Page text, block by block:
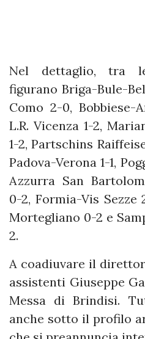
Nel dettaglio, tra
figurano Briga-Bule-
Como 2-0, Bobbiese-
L.R. Vicenza 1-2,
1-2, Partschins
Padova-Verona 1-1,
Azzurra San
0-2, Formia-Vis
Mortegliano 0-2 e
2.
A coadiuvare il
assistenti Giuseppe
Messa di Brindisi.
anche sotto il profilo